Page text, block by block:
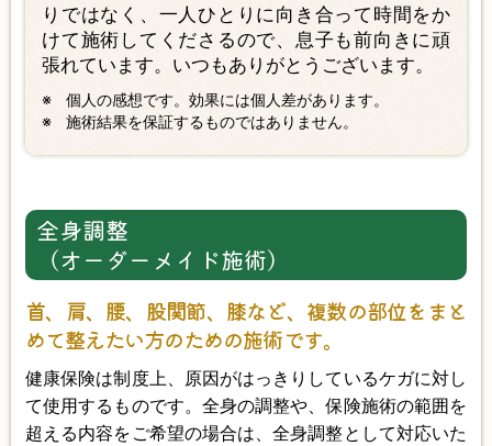
りではなく、一人ひとりに向き合って時間をか
けて施術してくださるので、息子も前向きに頑
張れています。いつもありがとうございます。
個人の感想です。効果には個人差があります。
施術結果を保証するものではありません。
全身調整
（オーダーメイド施術）
首、肩、腰、股関節、膝など、複数の部位をまと
めて整えたい方のための施術です。
健康保険は制度上、原因がはっきりしているケガに対し
て使用するものです。全身の調整や、保険施術の範囲を
超える内容をご希望の場合は、全身調整として対応いた